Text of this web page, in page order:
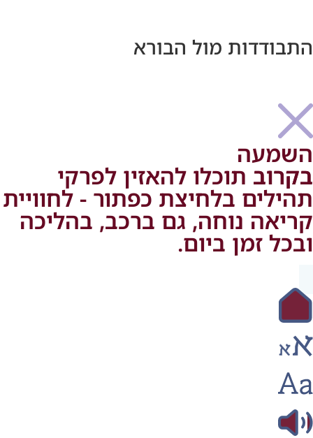
התבודדות מול הבורא
השמעה
בקרוב
בקרוב תוכלו להאזין לפרקי
תהילים בלחיצת כפתור - לחוויית
קריאה נוחה, גם ברכב, בהליכה
ובכל זמן ביום.